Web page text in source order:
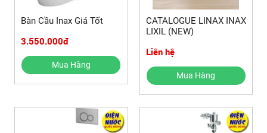
Bàn Cầu Inax Giá Tốt
3.550.000đ
Mua Hàng
CATALOGUE LINAX INAX
LIXIL (NEW)
Liên hệ
Mua Hàng